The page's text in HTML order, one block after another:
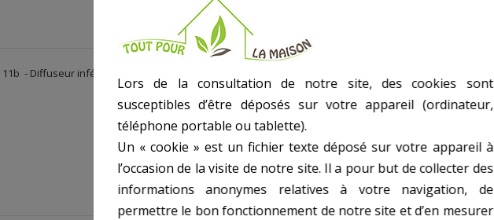
- Diffuseur inférieur S0310SE
Lors de la consultation de notre site, des cookies sont
susceptibles d’être déposés sur votre appareil (ordinateur,
téléphone portable ou tablette).
Un « cookie » est un fichier texte déposé sur votre appareil à
l’occasion de la visite de notre site. Il a pour but de collecter des
informations anonymes relatives à votre navigation, de
permettre le bon fonctionnement de notre site et d’en mesurer